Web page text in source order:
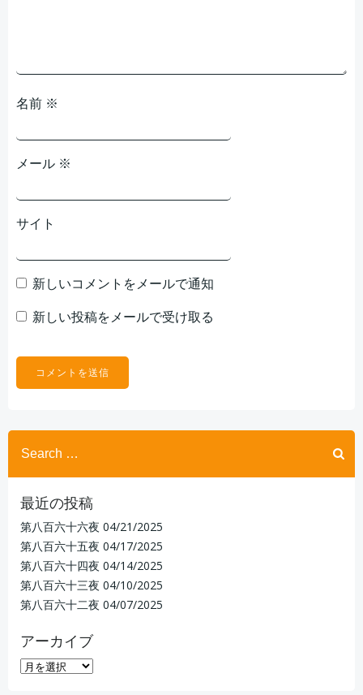
名前 ※
メール ※
サイト
新しいコメントをメールで通知
新しい投稿をメールで受け取る
Search
for:
最近の投稿
第八百六十六夜 04/21/2025
第八百六十五夜 04/17/2025
第八百六十四夜 04/14/2025
第八百六十三夜 04/10/2025
第八百六十二夜 04/07/2025
アーカイブ
ア